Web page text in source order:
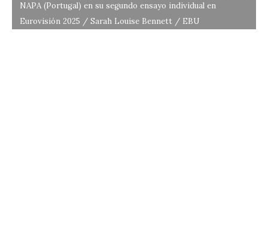
NAPA (Portugal) en su segundo ensayo individual en
Eurovisión 2025 / Sarah Louise Bennett / EBU